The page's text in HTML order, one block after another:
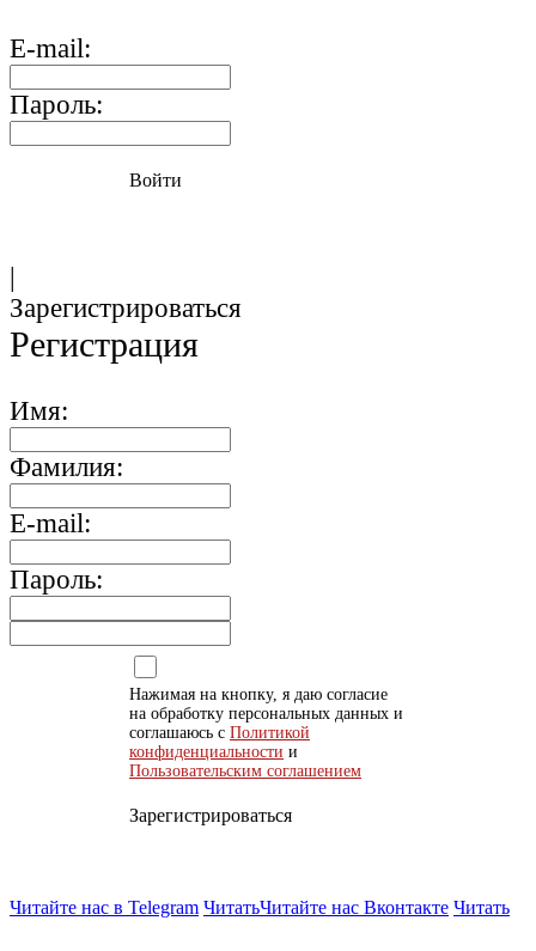
E-mail:
Пароль:
Войти
|
Зарегистрироваться
Регистрация
Имя:
Фамилия:
E-mail:
Пароль:
Нажимая на кнопку, я даю согласие
на обработку персональных данных и
соглашаюсь с Политикой
конфиденциальности и
Пользовательским соглашением
Зарегистрироваться
Читайте нас в Telegram ЧитатьЧитайте нас Вконтакте Читать